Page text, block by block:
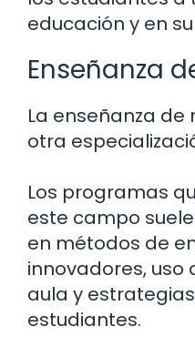
educación y en
Enseñanza
La enseñanza
otra
Los programas
este campo
en métodos de
innovadores, uso
aula y
estudiantes.